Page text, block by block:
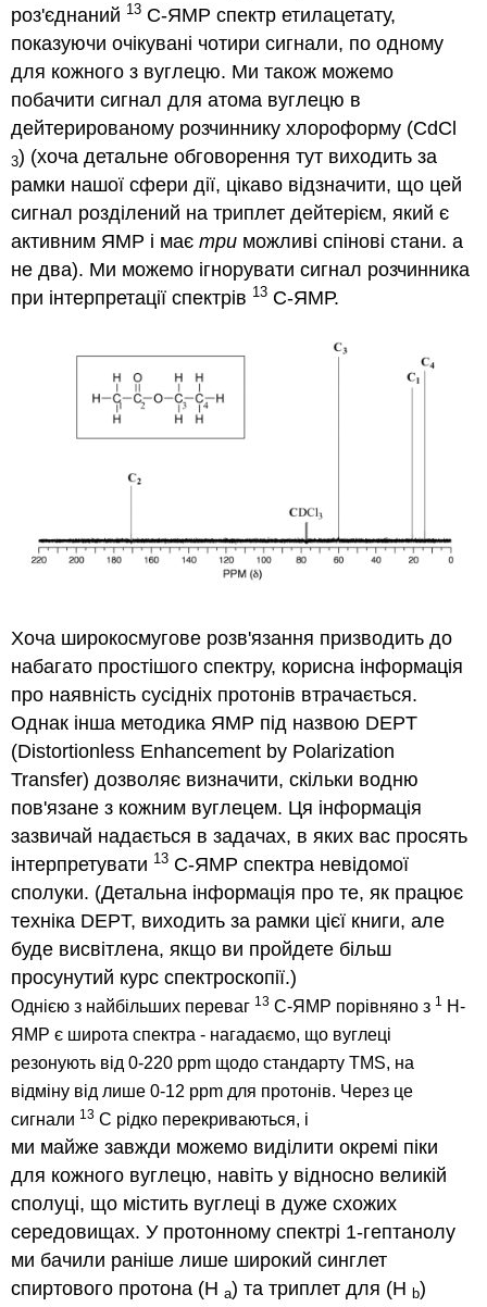
роз'єднаний 13 C-ЯМР спектр етилацетату,
показуючи очікувані чотири сигнали, по одному
для кожного з вуглецю. Ми також можемо
побачити сигнал для атома вуглецю в
дейтерированому розчиннику хлороформу (CdCl
3) (хоча детальне обговорення тут виходить за
рамки нашої сфери дії, цікаво відзначити, що цей
сигнал розділений на триплет дейтерієм, який є
активним ЯМР і маєтри можливі спінові стани. а
не два). Ми можемо ігнорувати сигнал розчинника
при інтерпретації спектрів 13 С-ЯМР.
Хоча широкосмугове розв'язання призводить до
набагато простішого спектру, корисна інформація
про наявність сусідніх протонів втрачається.
Однак інша методика ЯМР під назвою DEPT
(Distortionless Enhancement by Polarization
Transfer) дозволяє визначити, скільки водню
пов'язане з кожним вуглецем. Ця інформація
зазвичай надається в задачах, в яких вас просять
інтерпретувати 13 С-ЯМР спектра невідомої
сполуки. (Детальна інформація про те, як працює
техніка DEPT, виходить за рамки цієї книги, але
буде висвітлена, якщо ви пройдете більш
просунутий курс спектроскопії.)
Однією з найбільших переваг 13 C-ЯМР порівняно з 1
H-
ЯМР є широта спектра - нагадаємо, що вуглеці
резонують від 0-220 ppm щодо стандарту TMS, на
відміну від лише 0-12 ppm для протонів. Через це
сигнали 13 С рідко перекриваються, і
ми майже завжди можемо виділити окремі піки
для кожного вуглецю, навіть у відносно великій
сполуці, що містить вуглеці в дуже схожих
середовищах.У протонному спектрі 1-гептанолу
ми бачили раніше лише широкий синглет
спиртового протона (H a) та триплет для (Hb)